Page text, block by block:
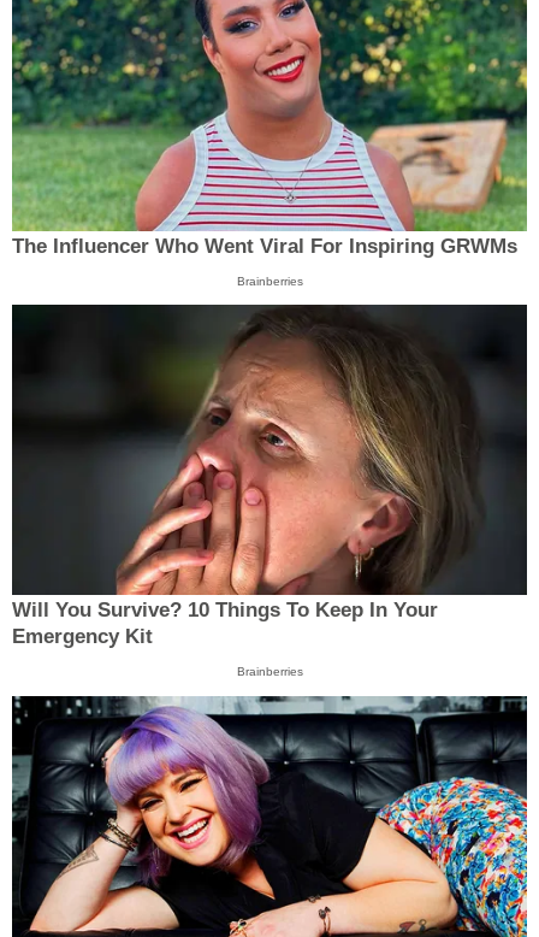
The Influencer Who Went Viral For Inspiring GRWMs
Brainberries
Will You Survive? 10 Things To Keep In Your
Emergency Kit
Brainberries